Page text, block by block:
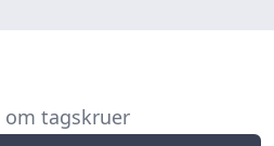
tagskruer